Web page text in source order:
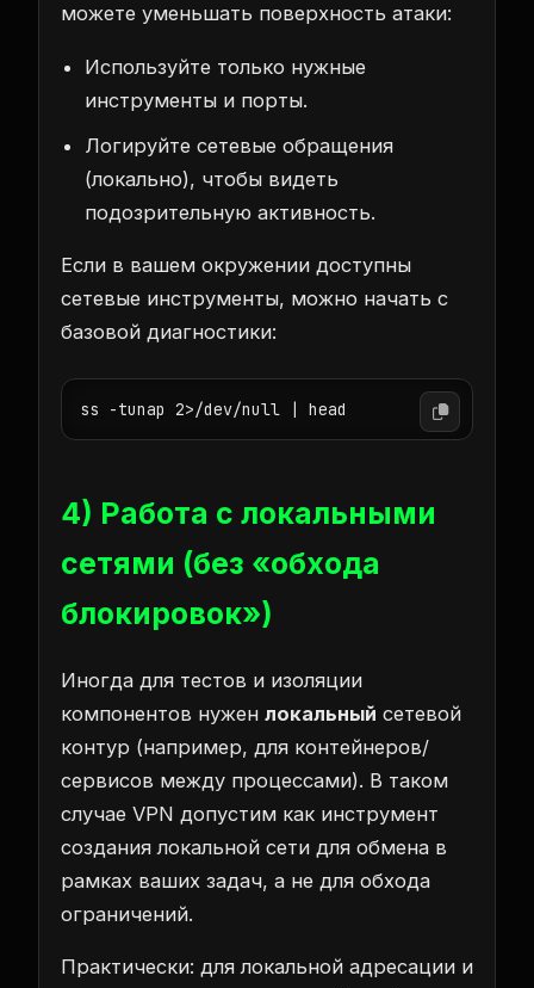
можете уменьшать поверхность атаки:
Используйте только нужные
инструменты и порты.
Логируйте сетевые обращения
(локально), чтобы видеть
подозрительную активность.
Если в вашем окружении доступны
сетевые инструменты, можно начать с
базовой диагностики:
ss -tunap 2>/dev/null | head
4) Работа с локальными
сетями (без «обхода
блокировок»)
Иногда для тестов и изоляции
компонентов нужен локальный сетевой
контур (например, для контейнеров/
сервисов между процессами). В таком
случае VPN допустим как инструмент
создания локальной сети для обмена в
рамках ваших задач, а не для обхода
ограничений.
Практически: для локальной адресации и